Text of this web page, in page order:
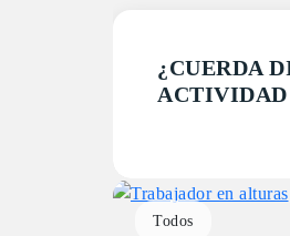
¿CUERDA
ACTIVIDAD
Todos